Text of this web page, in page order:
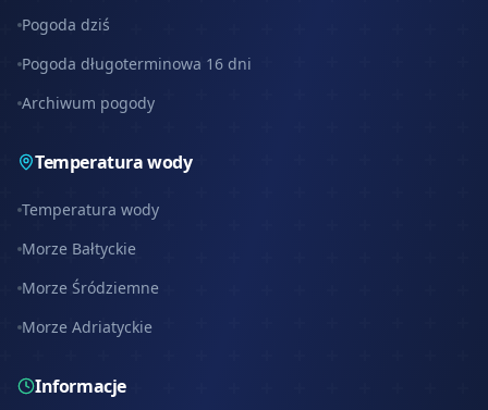
Pogoda dziś
Pogoda długoterminowa 16 dni
Archiwum pogody
Temperatura wody
Temperatura wody
Morze Bałtyckie
Morze Śródziemne
Morze Adriatyckie
Informacje